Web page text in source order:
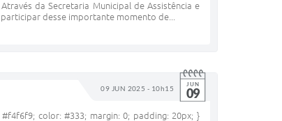
da Secretaria Municipal de Assistência e
desse importante momento de...
09 JUN 2025 - 10h15 JUN
09
color: #333; margin: 0; padding: 20px; }